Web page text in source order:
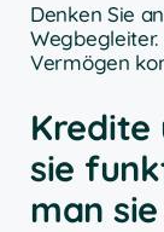
Denken Sie
Vermögen
Kredite
sie
man